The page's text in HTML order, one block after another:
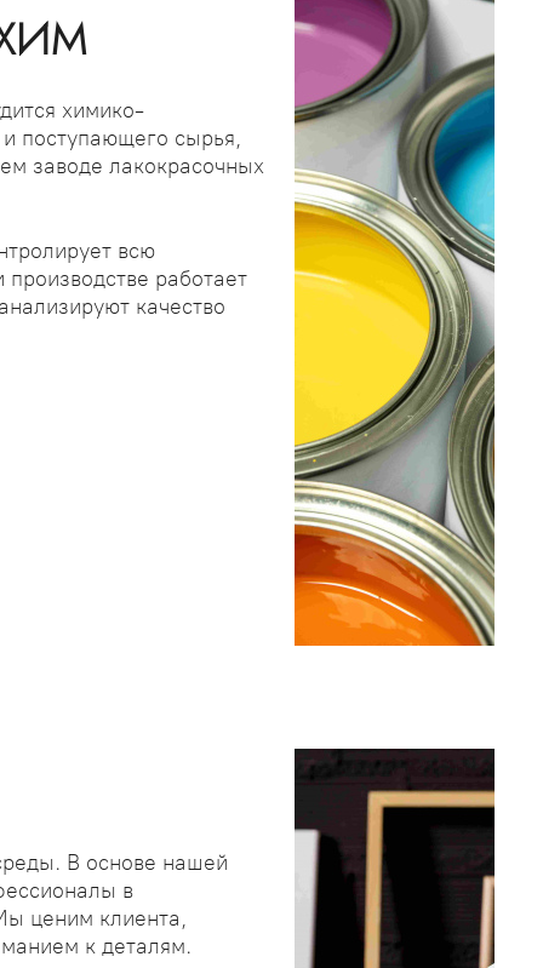
химико-
поступающего сырья,
заводе лакокрасочных
всю
работает
качество
В основе нашей
в
ценим клиента,
к деталям.